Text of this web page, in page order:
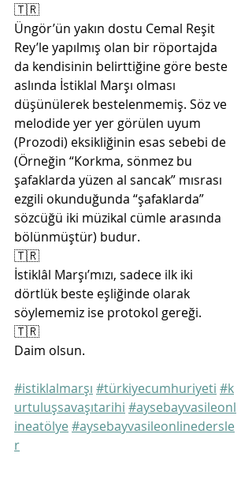
🇹🇷
Üngör’ün yakın dostu Cemal Reşit
Rey’le yapılmış olan bir röportajda
da kendisinin belirttiğine göre beste
aslında İstiklal Marşı olması
düşünülerek bestelenmemiş. Söz ve
melodide yer yer görülen uyum
(Prozodi) eksikliğinin esas sebebi de
(Örneğin “Korkma, sönmez bu
şafaklarda yüzen al sancak” mısrası
ezgili okunduğunda “şafaklarda”
sözcüğü iki müzikal cümle arasında
bölünmüştür) budur.
🇹🇷
İstiklâl Marşı’mızı, sadece ilk iki
dörtlük beste eşliğinde olarak
söylememiz ise protokol gereği.
🇹🇷
Daim olsun.
#istiklalmarşı #türkiyecumhuriyeti #k
urtuluşsavaşıtarihi #aysebayvasileonl
ineatölye #aysebayvasileonlinedersle
r